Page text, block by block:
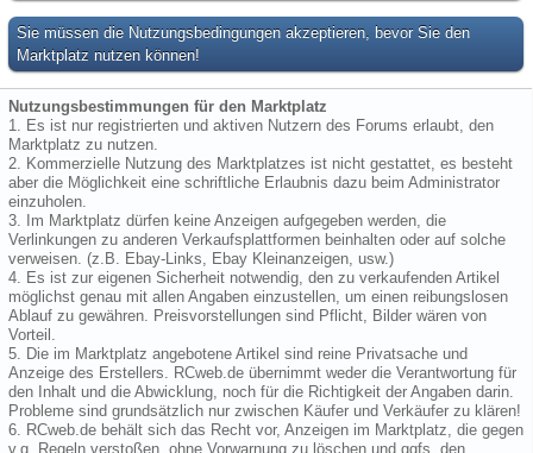
Sie müssen die Nutzungsbedingungen akzeptieren, bevor Sie den
Marktplatz nutzen können!
Nutzungsbestimmungen für den Marktplatz
1. Es ist nur registrierten und aktiven Nutzern des Forums erlaubt, den
Marktplatz zu nutzen.
2. Kommerzielle Nutzung des Marktplatzes ist nicht gestattet, es besteht
aber die Möglichkeit eine schriftliche Erlaubnis dazu beim Administrator
einzuholen.
3. Im Marktplatz dürfen keine Anzeigen aufgegeben werden, die
Verlinkungen zu anderen Verkaufsplattformen beinhalten oder auf solche
verweisen. (z.B. Ebay-Links, Ebay Kleinanzeigen, usw.)
4. Es ist zur eigenen Sicherheit notwendig, den zu verkaufenden Artikel
möglichst genau mit allen Angaben einzustellen, um einen reibungslosen
Ablauf zu gewähren. Preisvorstellungen sind Pflicht, Bilder wären von
Vorteil.
5. Die im Marktplatz angebotene Artikel sind reine Privatsache und
Anzeige des Erstellers. RCweb.de übernimmt weder die Verantwortung für
den Inhalt und die Abwicklung, noch für die Richtigkeit der Angaben darin.
Probleme sind grundsätzlich nur zwischen Käufer und Verkäufer zu klären!
6. RCweb.de behält sich das Recht vor, Anzeigen im Marktplatz, die gegen
v.g. Regeln verstoßen, ohne Vorwarnung zu löschen und ggfs. den